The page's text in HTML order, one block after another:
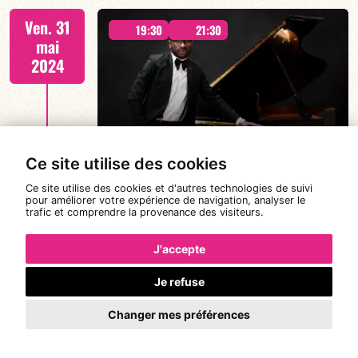
Ce site utilise des cookies
Ce site utilise des cookies et d'autres technologies de suivi
pour améliorer votre expérience de navigation, analyser le
trafic et comprendre la provenance des visiteurs.
J'accepte
Je refuse
Changer mes préférences
"PERSPECTIVES" - 19H30 & 21H30
Ven. 31
mai
2024
19:30 21:30
DEIDO MBIMBEY & BAND
ALBUM "LONGUE LAM" - 19h30 & 21h30
23:59
OPEN MIC Vocal Jam AVEC
KATHERINE CURNOW